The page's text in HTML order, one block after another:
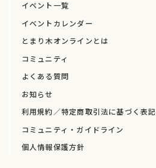
イベント一覧
イベントカレンダー
とまり木オンラインとは
コミュニティ
よくある質問
お知らせ
利用規約／特定商取引法に基づく表記
コミュニティ・ガイドライン
個人情報保護方針